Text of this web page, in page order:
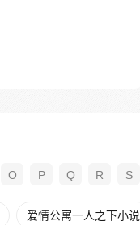
O P Q R S
爱情公寓一人之下小说